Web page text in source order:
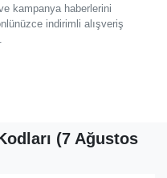
kampanya haberlerini
indirimli alışveriş
(7 Ağustos